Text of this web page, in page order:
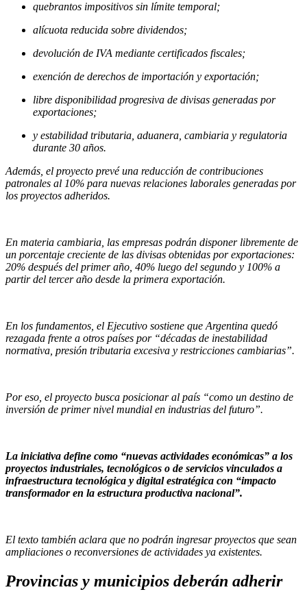
quebrantos impositivos sin límite temporal;
alícuota reducida sobre dividendos;
devolución de IVA mediante certificados fiscales;
exención de derechos de importación y exportación;
libre disponibilidad progresiva de divisas generadas por
exportaciones;
y estabilidad tributaria, aduanera, cambiaria y regulatoria
durante 30 años.
Además, el proyecto prevé una reducción de contribuciones
patronales al 10% para nuevas relaciones laborales generadas por
los proyectos adheridos.
En materia cambiaria, las empresas podrán disponer libremente de
un porcentaje creciente de las divisas obtenidas por exportaciones:
20% después del primer año, 40% luego del segundo y 100% a
partir del tercer año desde la primera exportación.
En los fundamentos, el Ejecutivo sostiene que Argentina quedó
rezagada frente a otros países por “décadas de inestabilidad
normativa, presión tributaria excesiva y restricciones cambiarias”.
Por eso, el proyecto busca posicionar al país “como un destino de
inversión de primer nivel mundial en industrias del futuro”.
La iniciativa define como “nuevas actividades económicas” a los
proyectos industriales, tecnológicos o de servicios vinculados a
infraestructura tecnológica y digital estratégica con “impacto
transformador en la estructura productiva nacional”.
El texto también aclara que no podrán ingresar proyectos que sean
ampliaciones o reconversiones de actividades ya existentes.
Provincias y municipios deberán adherir